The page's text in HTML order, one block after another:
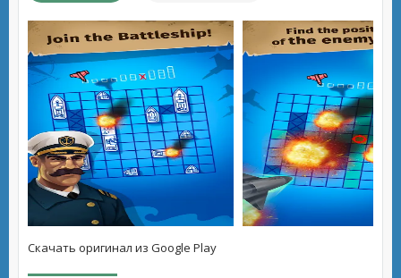
Скачать оригинал из Google Play